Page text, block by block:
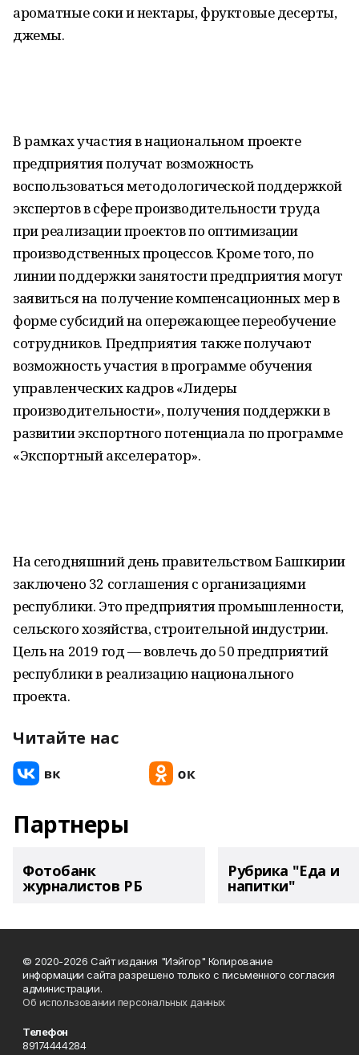
ароматные соки и нектары, фруктовые десерты,
джемы.
В рамках участия в национальном проекте
предприятия получат возможность
воспользоваться методологической поддержкой
экспертов в сфере производительности труда
при реализации проектов по оптимизации
производственных процессов. Кроме того, по
линии поддержки занятости предприятия могут
заявиться на получение компенсационных мер в
форме субсидий на опережающее переобучение
сотрудников. Предприятия также получают
возможность участия в программе обучения
управленческих кадров «Лидеры
производительности», получения поддержки в
развитии экспортного потенциала по программе
«Экспортный акселератор».
На сегодняшний день правительством Башкирии
заключено 32 соглашения с организациями
республики. Это предприятия промышленности,
сельского хозяйства, строительной индустрии.
Цель на 2019 год — вовлечь до 50 предприятий
республики в реализацию национального
проекта.
Читайте нас
Партнеры
Фотобанк
журналистов РБ
Рубрика "Еда и
напитки"
© 2020-2026 Сайт издания "Иэйгор" Копирование
информации сайта разрешено только с письменного согласия
администрации.
Об использовании персональных данных
Телефон
89174444284